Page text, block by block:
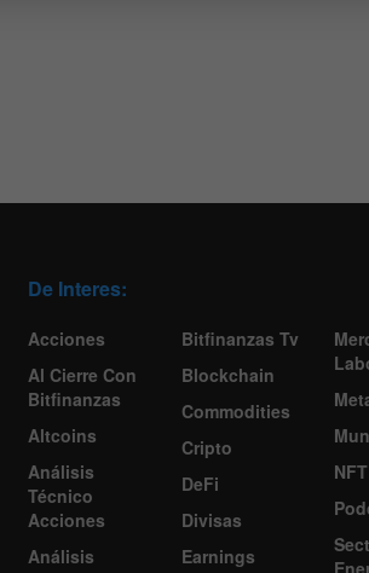
De Interes:
Acciones
Al Cierre Con
Bitfinanzas
Altcoins
Análisis
Técnico
Acciones
Análisis
Bitfinanzas Tv
Blockchain
Commodities
Cripto
DeFi
Divisas
Earnings
NFT